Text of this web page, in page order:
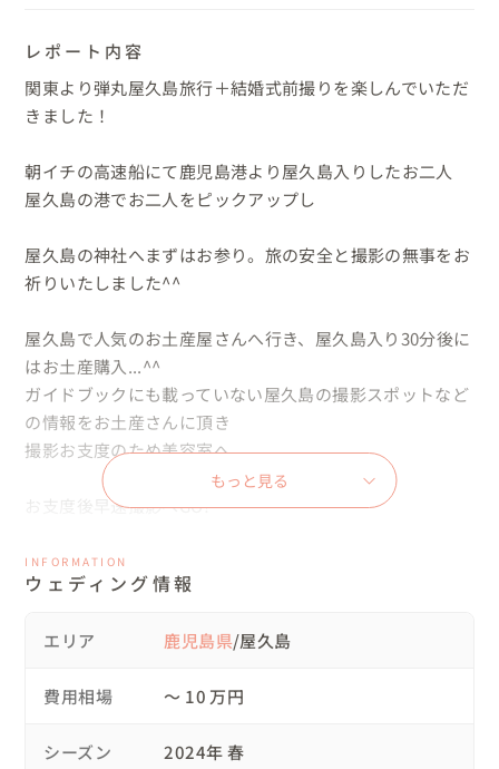
レポート内容
関東より弾丸屋久島旅行＋結婚式前撮りを楽しんでいただ
きました！
朝イチの高速船にて鹿児島港より屋久島入りしたお二人
屋久島の港でお二人をピックアップし
屋久島の神社へまずはお参り。旅の安全と撮影の無事をお
祈りいたしました^^
屋久島で人気のお土産屋さんへ行き、屋久島入り30分後に
はお土産購入...^^
ガイドブックにも載っていない屋久島の撮影スポットなど
の情報をお土産さんに頂き
撮影お支度のため美容室へ
お支度後早速撮影へGO!
最初のロケ地「クリスタル岬」ご存じ大絶景の崖　今回の
お二人も大変感激してくださいました！^^
すぎて急遽撮影！離島の街路樹はいつも絵になります^^
渓谷の駐車場へ着いて今度はウェディングドレスへ衣装チ
もっと見る
INFORMATION
ウェディング情報
エリア 鹿児島県/屋久島
費用相場 〜 10 万円
シーズン 2024年 春